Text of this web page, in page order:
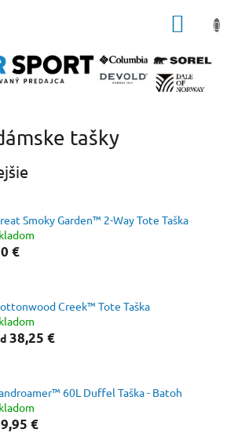
tašky
Smoky Garden™ 2-Way Tote Taška
€
Creek™ Tote Taška
38,25 €
60L Duffel Taška - Batoh
€